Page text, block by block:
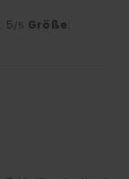
: 5/5 Größe: